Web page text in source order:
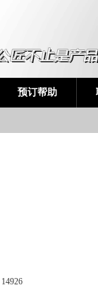
预订帮助
14926